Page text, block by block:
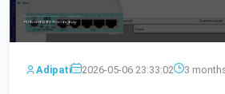
Adipati 2026-05-06 23:33:02 3